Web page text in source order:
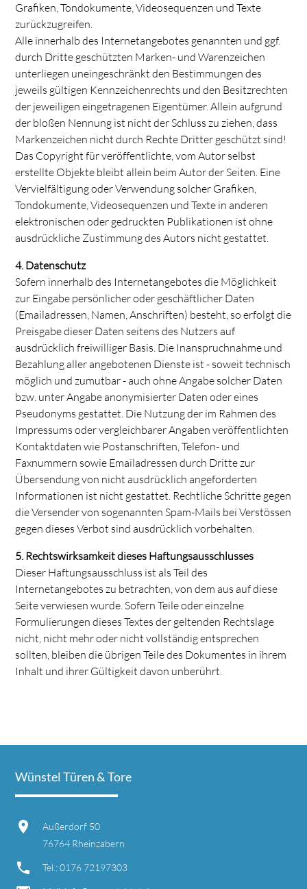
Grafiken, Tondokumente, Videosequenzen und Texte
zurückzugreifen.
Alle innerhalb des Internetangebotes genannten und ggf.
durch Dritte geschützten Marken- und Warenzeichen
unterliegen uneingeschränkt den Bestimmungen des
jeweils gültigen Kennzeichenrechts und den Besitzrechten
der jeweiligen eingetragenen Eigentümer. Allein aufgrund
der bloßen Nennung ist nicht der Schluss zu ziehen, dass
Markenzeichen nicht durch Rechte Dritter geschützt sind!
Das Copyright für veröffentlichte, vom Autor selbst
erstellte Objekte bleibt allein beim Autor der Seiten. Eine
Vervielfältigung oder Verwendung solcher Grafiken,
Tondokumente, Videosequenzen und Texte in anderen
elektronischen oder gedruckten Publikationen ist ohne
ausdrückliche Zustimmung des Autors nicht gestattet.
4. Datenschutz
Sofern innerhalb des Internetangebotes die Möglichkeit
zur Eingabe persönlicher oder geschäftlicher Daten
(Emailadressen, Namen, Anschriften) besteht, so erfolgt die
Preisgabe dieser Daten seitens des Nutzers auf
ausdrücklich freiwilliger Basis. Die Inanspruchnahme und
Bezahlung aller angebotenen Dienste ist - soweit technisch
möglich und zumutbar - auch ohne Angabe solcher Daten
bzw. unter Angabe anonymisierter Daten oder eines
Pseudonyms gestattet. Die Nutzung der im Rahmen des
Impressums oder vergleichbarer Angaben veröffentlichten
Kontaktdaten wie Postanschriften, Telefon- und
Faxnummern sowie Emailadressen durch Dritte zur
Übersendung von nicht ausdrücklich angeforderten
Informationen ist nicht gestattet. Rechtliche Schritte gegen
die Versender von sogenannten Spam-Mails bei Verstössen
gegen dieses Verbot sind ausdrücklich vorbehalten.
5. Rechtswirksamkeit dieses Haftungsausschlusses
Dieser Haftungsausschluss ist als Teil des
Internetangebotes zu betrachten, von dem aus auf diese
Seite verwiesen wurde. Sofern Teile oder einzelne
Formulierungen dieses Textes der geltenden Rechtslage
nicht, nicht mehr oder nicht vollständig entsprechen
sollten, bleiben die übrigen Teile des Dokumentes in ihrem
Inhalt und ihrer Gültigkeit davon unberührt.
Wünstel Türen & Tore
Außerdorf 50
76764 Rheinzabern
Tel.:0176 72197303